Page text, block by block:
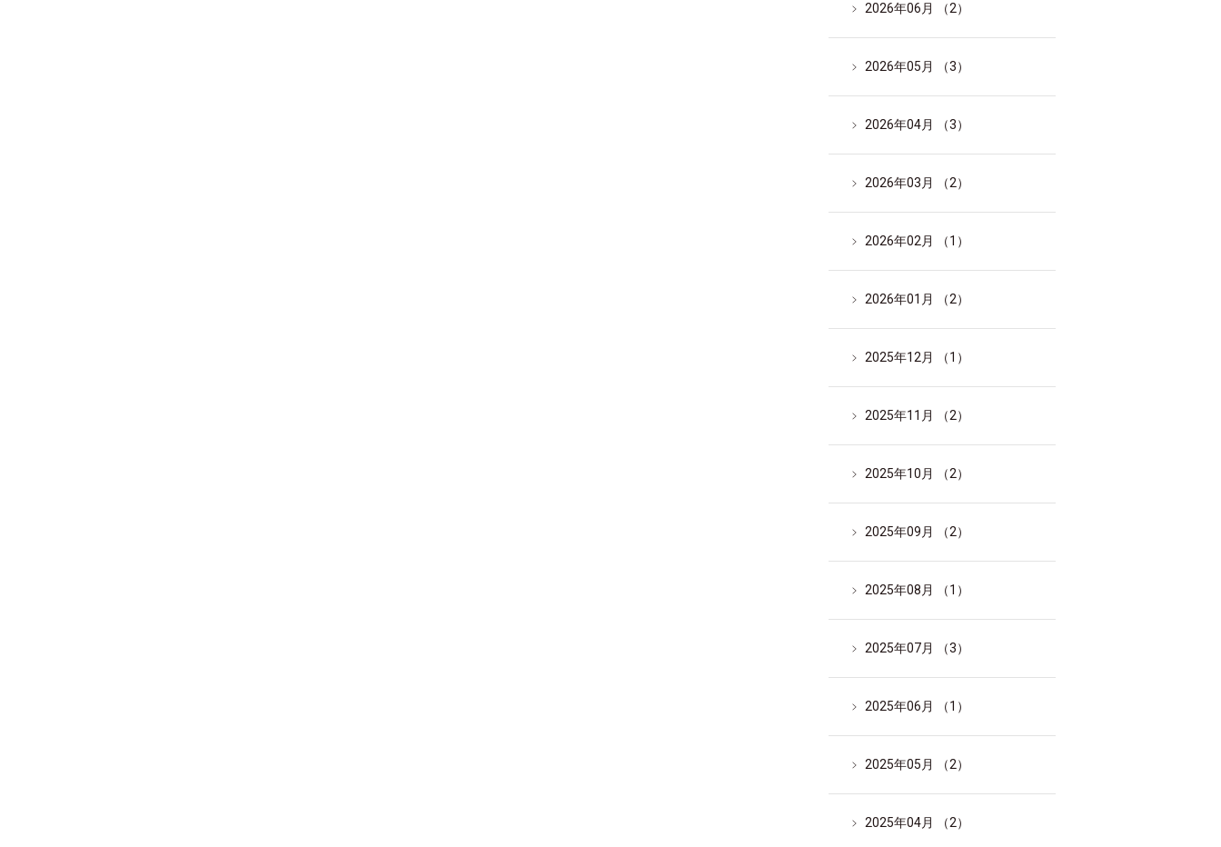
2026年06月 （2）
2026年05月 （3）
2026年04月 （3）
2026年03月 （2）
2026年02月 （1）
2026年01月 （2）
2025年12月 （1）
2025年11月 （2）
2025年10月 （2）
2025年09月 （2）
2025年08月 （1）
2025年07月 （3）
2025年06月 （1）
2025年05月 （2）
2025年04月 （2）